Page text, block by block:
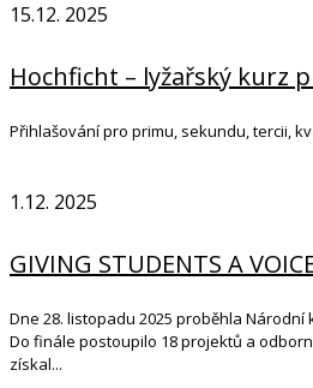
15.12. 2025
Hochficht – lyžařský kurz
Přihlašování pro primu, sekundu, tercii,
1.12. 2025
GIVING STUDENTS A
Dne 28. listopadu 2025 proběhla
Do finále postoupilo 18 projektů a
získal...